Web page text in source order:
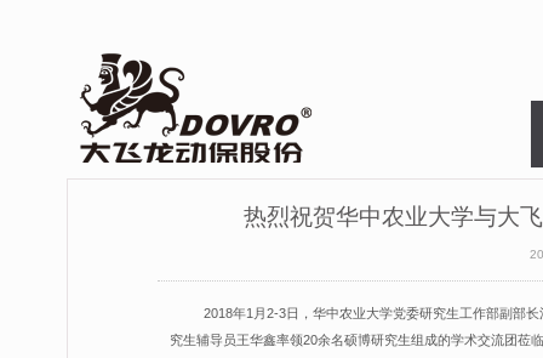
热烈祝贺华中农业大学与大
2018年1月2-3日，华中农业大学党委研究生工作部副部
究生辅导员王华鑫率领20余名硕博研究生组成的学术交流团莅